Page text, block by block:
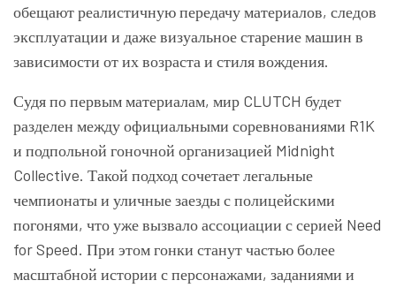
обещают реалистичную передачу материалов, следов
эксплуатации и даже визуальное старение машин в
зависимости от их возраста и стиля вождения.
Судя по первым материалам, мир CLUTCH будет
разделен между официальными соревнованиями R1K
и подпольной гоночной организацией Midnight
Collective. Такой подход сочетает легальные
чемпионаты и уличные заезды с полицейскими
погонями, что уже вызвало ассоциации с серией Need
for Speed. При этом гонки станут частью более
масштабной истории с персонажами, заданиями и